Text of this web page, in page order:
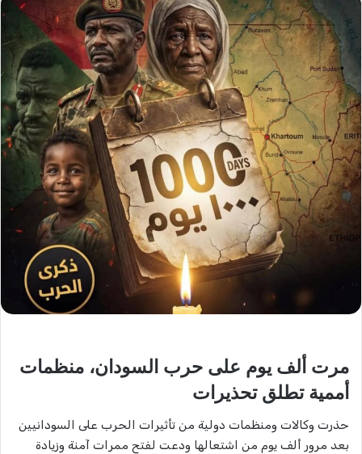
مرت ألف يوم على حرب السودان، منظمات
أممية تطلق تحذيرات
حذرت وكالات ومنظمات دولية من تأثيرات الحرب على السودانيين
بعد مرور ألف يوم من اشتعالها ودعت لفتح ممرات آمنة وزيادة